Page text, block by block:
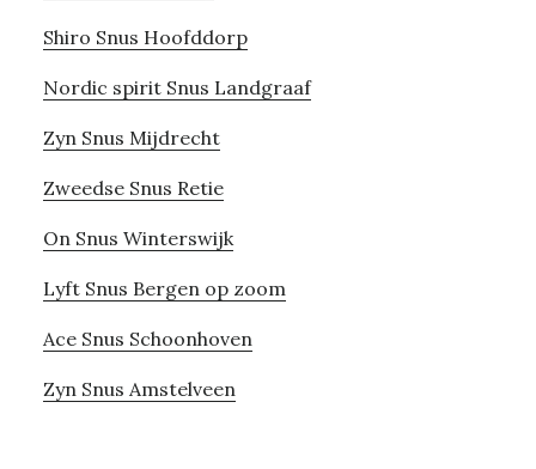
Shiro Snus Hoofddorp
Nordic spirit Snus Landgraaf
Zyn Snus Mijdrecht
Zweedse Snus Retie
On Snus Winterswijk
Lyft Snus Bergen op zoom
Ace Snus Schoonhoven
Zyn Snus Amstelveen